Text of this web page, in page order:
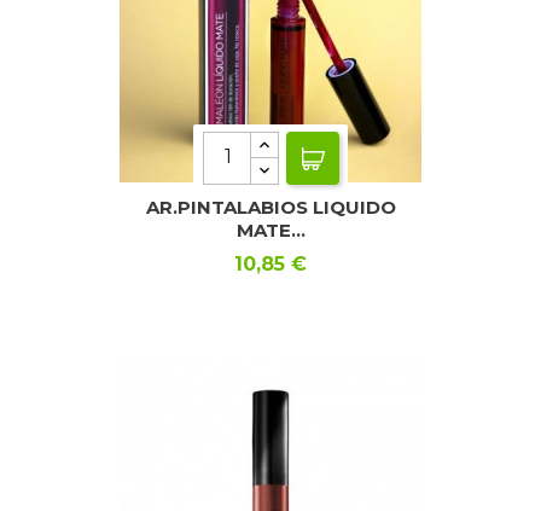
AR.PINTALABIOS LIQUIDO
MATE...
Precio
10,85 €